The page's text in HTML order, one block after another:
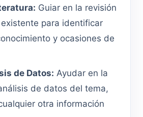
Guiar en la revisión
para identificar
y ocasiones de
de Datos: Ayudar en la
de datos del tema,
otra información